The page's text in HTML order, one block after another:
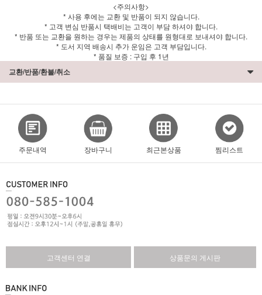
<주의사항>
* 사용 후에는 교환 및 반품이 되지 않습니다.
* 고객 변심 반품시 택배비는 고객이 부담 하셔야 합니다.
* 반품 또는 교환을 원하는 경우는 제품의 상태를 원형대로 보내셔야 합니다.
* 도서 지역 배송시 추가 운임은 고객 부담입니다.
* 품질 보증 : 구입 후 1년
교환/반품/환불/취소
주문내역 장바구니 최근본상품 찜리스트
고객센터 연결 상품문의 게시판